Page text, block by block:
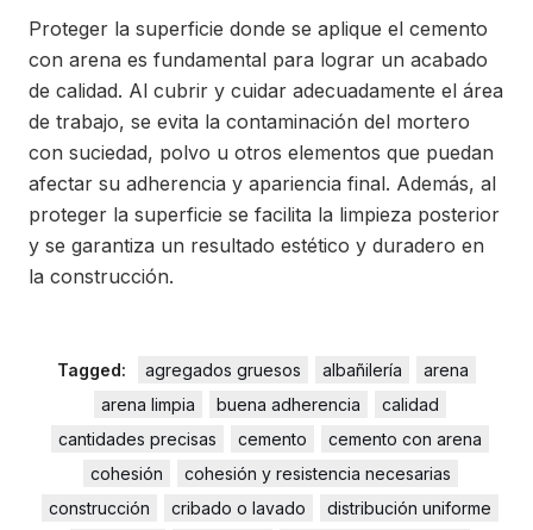
Proteger la superficie donde se aplique el cemento
con arena es fundamental para lograr un acabado
de calidad. Al cubrir y cuidar adecuadamente el área
de trabajo, se evita la contaminación del mortero
con suciedad, polvo u otros elementos que puedan
afectar su adherencia y apariencia final. Además, al
proteger la superficie se facilita la limpieza posterior
y se garantiza un resultado estético y duradero en
la construcción.
Tagged: agregados gruesos albañilería
arena
arena limpia
buena adherencia
calidad
cantidades precisas
cemento
cemento con arena
cohesión
cohesión y resistencia necesarias
construcción
cribado o lavado
distribución uniforme